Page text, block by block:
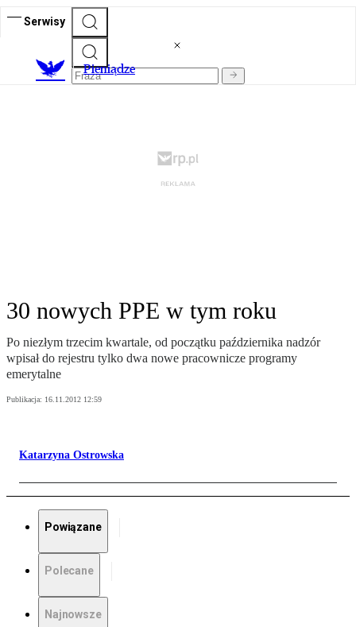
Serwisy
Pieniądze
30 nowych PPE w tym roku
Po niezłym trzecim kwartale, od początku października nadzór
wpisał do rejestru tylko dwa nowe pracownicze programy
emerytalne
Publikacja: 16.11.2012 12:59
Katarzyna Ostrowska
Powiązane
Polecane
Najnowsze